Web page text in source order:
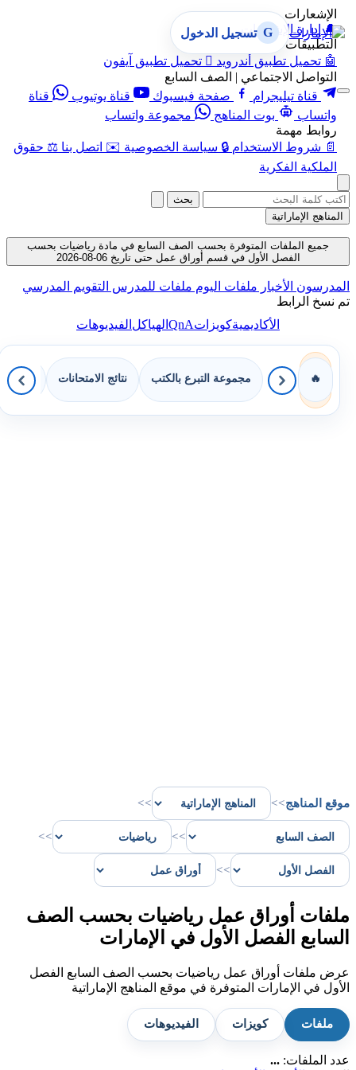
الإشعارات
🔔 إدارة الإشعارات
التطبيقات
🤖 تحميل تطبيق أندرويد  تحميل تطبيق آيفون
التواصل الاجتماعي | الصف السابع
قناة تيليجرام
صفحة فيسبوك قناة يوتيوب
قناة
واتساب
بوت المناهج
مجموعة واتساب
روابط مهمة
📄 شروط الاستخدام 🔒 سياسة الخصوصية ✉️ اتصل بنا ⚖️ حقوق
الملكية الفكرية
G تسجيل الدخول
بحث
المناهج الإماراتية
جميع الملفات المتوفرة بحسب الصف السابع في مادة رياضيات بحسب
الفصل الأول في قسم أوراق عمل حتى تاريخ 06-08-2026
المدرسون الأخبار ملفات اليوم ملفات للمدرس التقويم المدرسي
تم نسخ الرابط
الأكاديميةكويزاتQnAالهياكلالفيديوهات
🔥 مجموعة التبرع بالكتب نتائج الامتحانات
موقع المناهج>>
>>
>>
>>
>>
ملفات أوراق عمل رياضيات بحسب الصف
السابع الفصل الأول في الإمارات
عرض ملفات أوراق عمل رياضيات بحسب الصف السابع الفصل
الأول في الإمارات المتوفرة في موقع المناهج الإماراتية
ملفات كويزات الفيديوهات
عدد الملفات: ...